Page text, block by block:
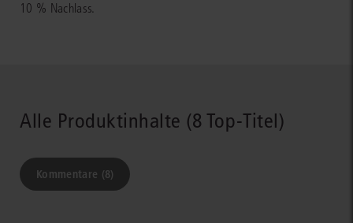
10 % Nachlass.
Alle Produktinhalte (8 Top-Titel)
Kommentare (8)